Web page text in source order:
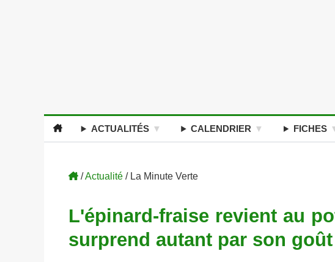
ACTUALITÉS CALENDRIER FICHES
/Actualité / La Minute Verte
L'épinard-fraise revient au
surprend autant par son